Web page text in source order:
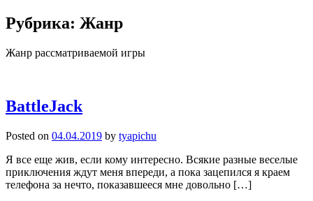
Рубрика: Жанр
Жанр рассматриваемой игры
BattleJack
Posted on 04.04.2019 by tyapichu
Я все еще жив, если кому интересно. Всякие разные веселые
приключения ждут меня впереди, а пока зацепился я краем
телефона за нечто, показавшееся мне довольно […]